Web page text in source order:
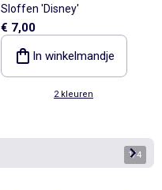
Sloffen 'Disney'
€ 7,00
In winkelmandje
2 kleuren
1/4